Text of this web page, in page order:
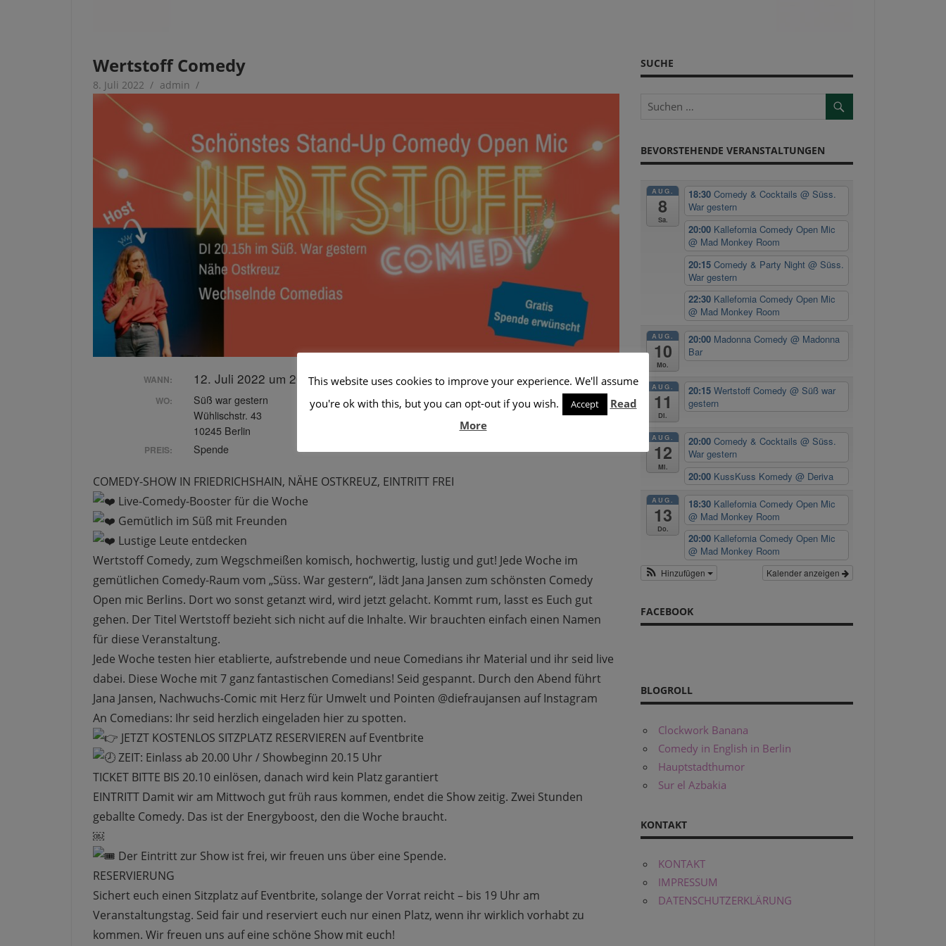
Wertstoff Comedy
8. Juli 2022 admin
Kalender
Zum Kalender hinzufügen
WANN: 12. Juli 2022 um 20:15 – 22:15 Repeats
WO:
Süß war gestern
Wühlischstr. 43
10245 Berlin
PREIS: Spende
COMEDY-SHOW IN FRIEDRICHSHAIN, NÄHE OSTKREUZ, EINTRITT FREI
Live-Comedy-Booster für die Woche
Gemütlich im Süß mit Freunden
Lustige Leute entdecken
Wertstoff Comedy, zum Wegschmeißen komisch, hochwertig, lustig und gut! Jede Woche im
gemütlichen Comedy-Raum vom „Süss. War gestern“, lädt Jana Jansen zum schönsten Comedy
Open mic Berlins. Dort wo sonst getanzt wird, wird jetzt gelacht. Kommt rum, lasst es Euch gut
gehen. Der Titel Wertstoff bezieht sich nicht auf die Inhalte. Wir brauchten einfach einen Namen
für diese Veranstaltung.
Jede Woche testen hier etablierte, aufstrebende und neue Comedians ihr Material und ihr seid live
dabei. Diese Woche mit 7 ganz fantastischen Comedians! Seid gespannt. Durch den Abend führt
Jana Jansen, Nachwuchs-Comic mit Herz für Umwelt und Pointen @diefraujansen auf Instagram
An Comedians: Ihr seid herzlich eingeladen hier zu spotten.
JETZT KOSTENLOS SITZPLATZ RESERVIEREN auf Eventbrite
ZEIT: Einlass ab 20.00 Uhr / Showbeginn 20.15 Uhr
TICKET BITTE BIS 20.10 einlösen, danach wird kein Platz garantiert
EINTRITT Damit wir am Mittwoch gut früh raus kommen, endet die Show zeitig. Zwei Stunden
geballte Comedy. Das ist der Energyboost, den die Woche braucht.
￼
Der Eintritt zur Show ist frei, wir freuen uns über eine Spende.
RESERVIERUNG
Sichert euch einen Sitzplatz auf Eventbrite, solange der Vorrat reicht – bis 19 Uhr am
Veranstaltungstag. Seid fair und reserviert euch nur einen Platz, wenn ihr wirklich vorhabt zu
kommen. Wir freuen uns auf eine schöne Show mit euch!
SUCHE
BEVORSTEHENDE VERANSTALTUNGEN
AUG.
8
Sa.
18:30Comedy & Cocktails@ Süss.
War gestern
20:00 Kallefornia Comedy Open Mic
@ Mad Monkey Room
20:15Comedy & Party Night@ Süss.
War gestern
22:30 Kallefornia Comedy Open Mic
@ Mad Monkey Room
AUG.
10
Mo.
20:00 Madonna Comedy@ Madonna
Bar
AUG.
11
Di.
20:15Wertstoff Comedy@ Süß war
gestern
AUG.
12
Mi.
20:00Comedy & Cocktails@ Süss.
War gestern
20:00 KussKuss Komedy@ Deriva
AUG.
13
Do.
18:30 Kallefornia Comedy Open Mic
@ Mad Monkey Room
20:00 Kallefornia Comedy Open Mic
@ Mad Monkey Room
Kalender anzeigen
Hinzufügen
FACEBOOK
BLOGROLL
Clockwork Banana
Comedy in English in Berlin
Hauptstadthumor
Sur el Azbakia
KONTAKT
KONTAKT
IMPRESSUM
DATENSCHUTZERKLÄRUNG
This website uses cookies to improve your experience. We'll assume
you're ok with this, but you can opt-out if you wish.
Accept
Read
More